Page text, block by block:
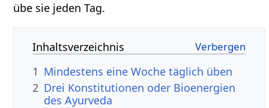
übe sie jeden Tag.
Inhaltsverzeichnis
1 Mindestens eine Woche täglich üben
2 Drei Konstitutionen oder Bioenergien
des Ayurveda